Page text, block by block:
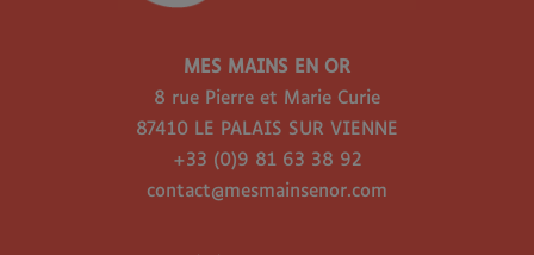
MES MAINS EN OR
8 rue Pierre et Marie Curie
87410 LE PALAIS SUR VIENNE
+33 (0)9 81 63 38 92
contact@mesmainsenor.com